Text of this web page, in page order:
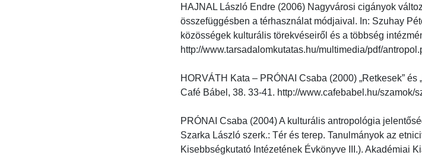
HAJNAL László Endre (2006) Nagyvárosi cigányok
összefüggésben a térhasználat módjaival. In: Szuhay
közösségek kulturális törekvéseiről és a többség
http://www.tarsadalomkutatas.hu/multimedia/pdf/
HORVÁTH Kata – PRÓNAI Csaba (2000) „Retkesek”
Café Bábel, 38. 33-41. http://www.cafebabel.hu/szamok/
PRÓNAI Csaba (2004) A kulturális antropológia
Szarka László szerk.: Tér és terep. Tanulmányok az
Kisebbségkutató Intézetének Évkönyve III.). Akadémiai